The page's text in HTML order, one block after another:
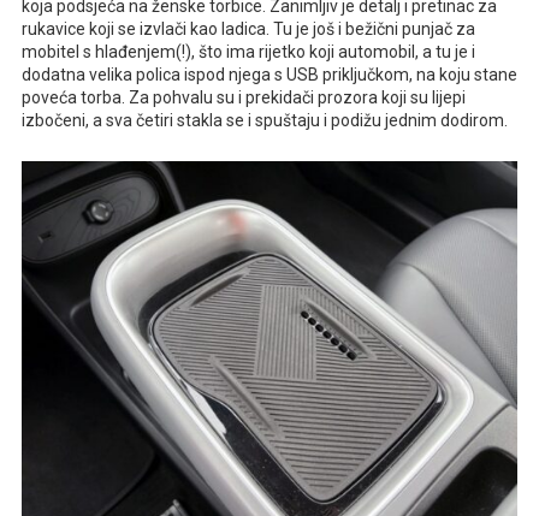
koja podsjeća na ženske torbice. Zanimljiv je detalj i pretinac za
rukavice koji se izvlači kao ladica. Tu je još i bežični punjač za
mobitel s hlađenjem(!), što ima rijetko koji automobil, a tu je i
dodatna velika polica ispod njega s USB priključkom, na koju stane
poveća torba. Za pohvalu su i prekidači prozora koji su lijepi
izbočeni, a sva četiri stakla se i spuštaju i podižu jednim dodirom.